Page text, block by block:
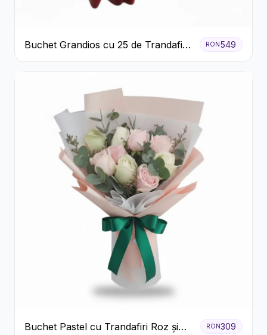
Buchet Grandios cu 25 de Trandafiri
Roșii
RON 549
Buchet Pastel cu Trandafiri Roz și
RON309